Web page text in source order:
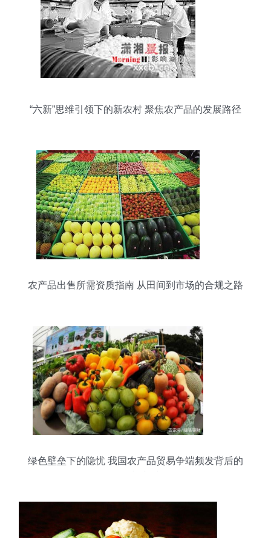
“六新”思维引领下的新农村 聚焦农产品的发展路径
农产品出售所需资质指南 从田间到市场的合规之路
绿色壁垒下的隐忧 我国农产品贸易争端频发背后的